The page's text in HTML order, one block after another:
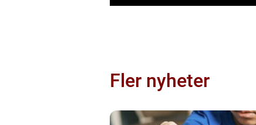
Fler nyheter